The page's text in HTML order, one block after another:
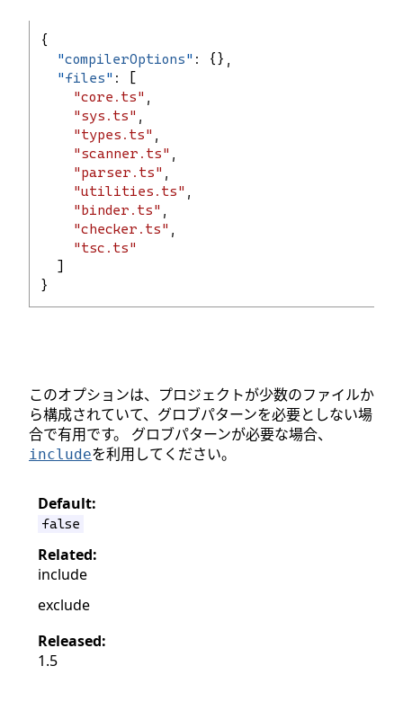
{
"compilerOptions" : {},
"files" : [
"core.ts" ,
"sys.ts" ,
"types.ts" ,
"scanner.ts" ,
"parser.ts" ,
"utilities.ts" ,
"binder.ts" ,
"checker.ts" ,
"tsc.ts"
  ]
}
このオプションは、プロジェクトが少数のファイルか
ら構成されていて、グロブパターンを必要としない場
合で有用です。 グロブパターンが必要な場合、
includeを利用してください。
Default:
false
Related:
include
exclude
Released:
1.5